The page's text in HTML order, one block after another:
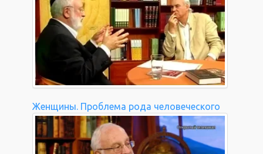
Женщины. Проблема рода человеческого